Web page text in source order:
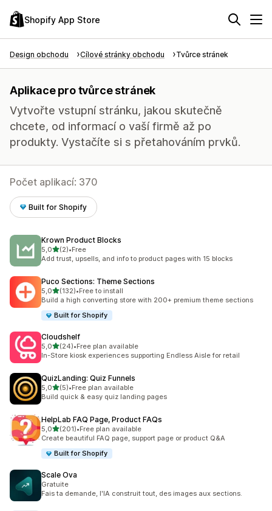
Shopify App Store
Design obchodu Cílové stránky obchodu Tvůrce stránek
Aplikace pro tvůrce stránek
Vytvořte vstupní stránku, jakou skutečně
chcete, od informací o vaší firmě až po
produkty. Vystačíte si s přetahováním prvků.
Počet aplikací: 370
Built for Shopify
Krown Product Blocks
5,0z 5 hvězd
(2)
Celkový počet recenzí: 2
•Free
Add trust, upsells, and info to product pages with 15 blocks
Puco Sections: Theme Sections
5,0z 5 hvězd
(132)
Celkový počet recenzí: 132
•Free to install
Build a high converting store with 200+ premium theme sections
Built for Shopify
Cloudshelf
5,0z 5 hvězd
(24)
Celkový počet recenzí: 24
•Free plan available
In-Store kiosk experiences supporting Endless Aisle for retail
QuizLanding: Quiz Funnels
5,0z 5 hvězd
(5)
Celkový počet recenzí: 5
•Free plan available
Build quick & easy quiz landing pages
HelpLab FAQ Page, Product FAQs
5,0z 5 hvězd
(201)
Celkový počet recenzí: 201
•Free plan available
Create beautiful FAQ page, support page or product Q&A
Built for Shopify
Scale Ova
Gratuite
Fais ta demande, l'IA construit tout, des images aux sections.